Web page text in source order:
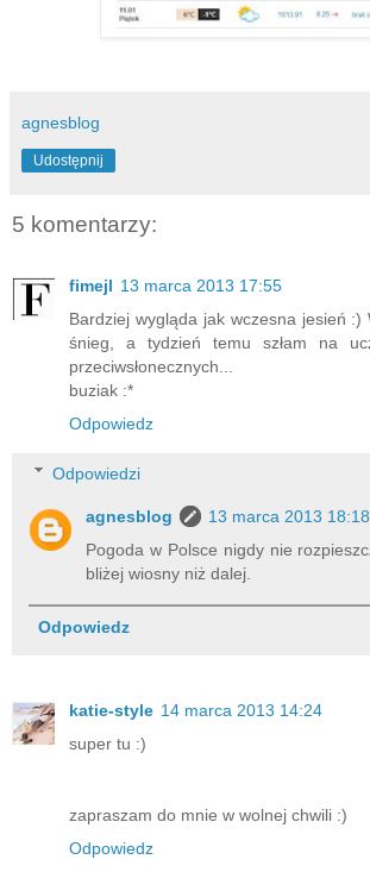
agnesblog
Udostępnij
5 komentarzy:
fimejl 13 marca 2013 17:55
Bardziej wygląda jak wczesna jesień :)
śnieg, a tydzień temu szłam na
przeciwsłonecznych...
buziak :*
Odpowiedz
Odpowiedzi
agnesblog
13 marca 2013 18:18
Pogoda w Polsce nigdy nie
bliżej wiosny niż dalej.
Odpowiedz
katie-style 14 marca 2013 14:24
super tu :)
zapraszam do mnie w wolnej chwili :)
Odpowiedz